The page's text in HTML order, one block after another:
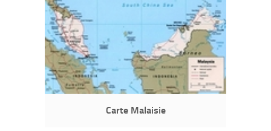
Carte Malaisie